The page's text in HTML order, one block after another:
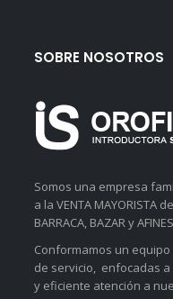
SOBRE NOSOTROS
Somos una empresa
a la VENTA MAYORISTA
BARRACA, BAZAR y
Conformamos un
de servicio, enfocadas
y eficiente atención a